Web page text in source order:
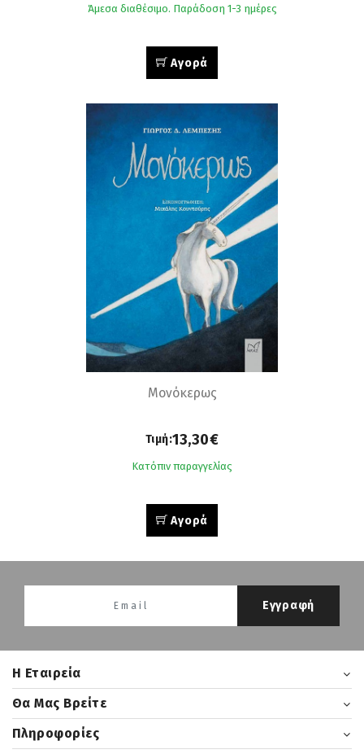
Άμεσα διαθέσιμο. Παράδοση 1-3 ημέρες
Αγορά
Μονόκερως
Τιμή:13,30€
Κατόπιν παραγγελίας
Αγορά
H Εταιρεία
Εγγραφή
Θα Μας Βρείτε
Πληροφορίες